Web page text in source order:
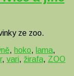
ze zoo.
, hoko, lama,
, vari, žirafa, ZOO